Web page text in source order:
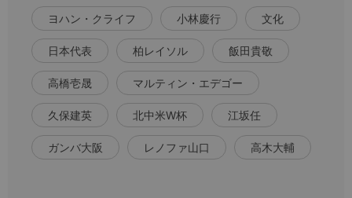
ヨハン・クライフ 小林慶行 文化
日本代表 柏レイソル 飯田貴敬
高橋壱晟 マルティン・エデゴー
久保建英 北中米W杯 江坂任
ガンバ大阪 レノファ山口 高木大輔